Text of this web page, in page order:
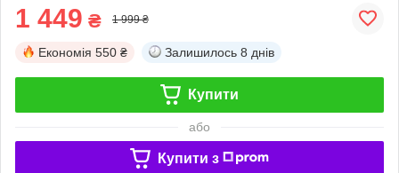
1 449 ₴ 1 999 ₴
Економія 550 ₴ Залишилось 8 днів
Купити
або
Купити з